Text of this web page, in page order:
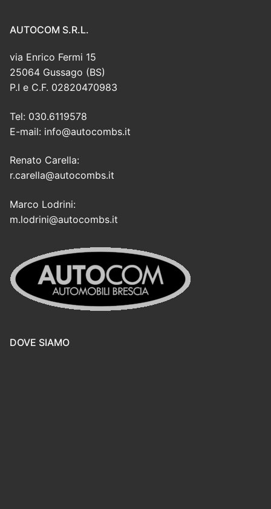
AUTOCOM S.R.L.
via Enrico Fermi 15
25064 Gussago (BS)
P.I e C.F. 02820470983
Tel: 030.6119578
E-mail: info@autocombs.it
Renato Carella:
r.carella@autocombs.it
Marco Lodrini:
m.lodrini@autocombs.it
DOVE SIAMO